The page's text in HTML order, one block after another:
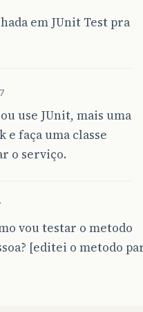
em JUnit Test pra
use JUnit, mais uma
e faça uma classe
o serviço.
vou testar o metodo
[editei o metodo